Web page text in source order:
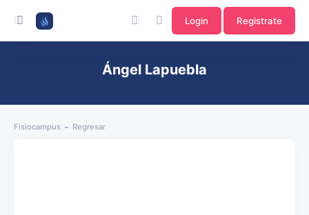
Login Registrate
Ángel Lapuebla
Fisiocampus Regresar